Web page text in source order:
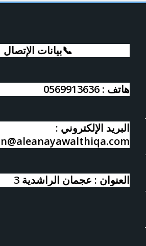
📞بيانات الإتصال
هاتف : 0569913636
البريد الإلكتروني :
العنوان : عجمان الراشدية 3